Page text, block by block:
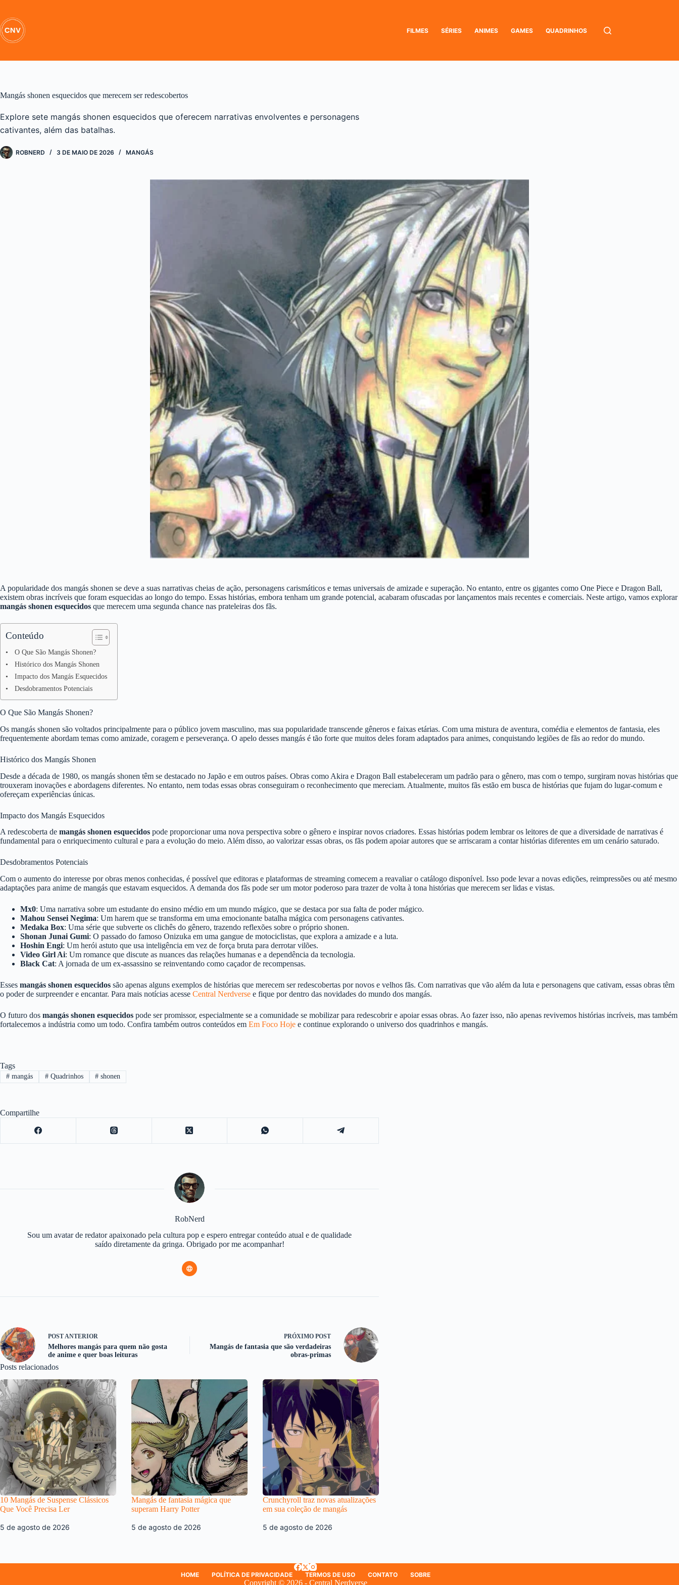
o
conteúdo
FILMES SÉRIES ANIMES GAMES QUADRINHOS
Mangás shonen esquecidos que merecem ser redescobertos
Explore sete mangás shonen esquecidos que oferecem narrativas envolventes e personagens
cativantes, além das batalhas.
ROBNERD 3 DE MAIO DE 2026 MANGÁS
A popularidade dos mangás shonen se deve a suas narrativas cheias de ação, personagens carismáticos e temas universais de amizade e superação. No entanto, entre os gigantes como One Piece e Dragon Ball,
existem obras incríveis que foram esquecidas ao longo do tempo. Essas histórias, embora tenham um grande potencial, acabaram ofuscadas por lançamentos mais recentes e comerciais. Neste artigo, vamos explorar
mangás shonen esquecidos que merecem uma segunda chance nas prateleiras dos fãs.
Conteúdo
O Que São Mangás Shonen?
Histórico dos Mangás Shonen
Impacto dos Mangás Esquecidos
Desdobramentos Potenciais
O Que São Mangás Shonen?
Os mangás shonen são voltados principalmente para o público jovem masculino, mas sua popularidade transcende gêneros e faixas etárias. Com uma mistura de aventura, comédia e elementos de fantasia, eles
frequentemente abordam temas como amizade, coragem e perseverança. O apelo desses mangás é tão forte que muitos deles foram adaptados para animes, conquistando legiões de fãs ao redor do mundo.
Histórico dos Mangás Shonen
Desde a década de 1980, os mangás shonen têm se destacado no Japão e em outros países. Obras como Akira e Dragon Ball estabeleceram um padrão para o gênero, mas com o tempo, surgiram novas histórias que
trouxeram inovações e abordagens diferentes. No entanto, nem todas essas obras conseguiram o reconhecimento que mereciam. Atualmente, muitos fãs estão em busca de histórias que fujam do lugar-comum e
ofereçam experiências únicas.
Impacto dos Mangás Esquecidos
A redescoberta de mangás shonen esquecidos pode proporcionar uma nova perspectiva sobre o gênero e inspirar novos criadores. Essas histórias podem lembrar os leitores de que a diversidade de narrativas é
fundamental para o enriquecimento cultural e para a evolução do meio. Além disso, ao valorizar essas obras, os fãs podem apoiar autores que se arriscaram a contar histórias diferentes em um cenário saturado.
Desdobramentos Potenciais
Com o aumento do interesse por obras menos conhecidas, é possível que editoras e plataformas de streaming comecem a reavaliar o catálogo disponível. Isso pode levar a novas edições, reimpressões ou até mesmo
adaptações para anime de mangás que estavam esquecidos. A demanda dos fãs pode ser um motor poderoso para trazer de volta à tona histórias que merecem ser lidas e vistas.
Mx0: Uma narrativa sobre um estudante do ensino médio em um mundo mágico, que se destaca por sua falta de poder mágico.
Mahou Sensei Negima: Um harem que se transforma em uma emocionante batalha mágica com personagens cativantes.
Medaka Box: Uma série que subverte os clichês do gênero, trazendo reflexões sobre o próprio shonen.
Shonan Junai Gumi: O passado do famoso Onizuka em uma gangue de motociclistas, que explora a amizade e a luta.
Hoshin Engi: Um herói astuto que usa inteligência em vez de força bruta para derrotar vilões.
Video Girl Ai: Um romance que discute as nuances das relações humanas e a dependência da tecnologia.
Black Cat: A jornada de um ex-assassino se reinventando como caçador de recompensas.
Esses mangás shonen esquecidos são apenas alguns exemplos de histórias que merecem ser redescobertas por novos e velhos fãs. Com narrativas que vão além da luta e personagens que cativam, essas obras têm
o poder de surpreender e encantar. Para mais notícias acesse Central Nerdverse e fique por dentro das novidades do mundo dos mangás.
O futuro dos mangás shonen esquecidos pode ser promissor, especialmente se a comunidade se mobilizar para redescobrir e apoiar essas obras. Ao fazer isso, não apenas revivemos histórias incríveis, mas também
fortalecemos a indústria como um todo. Confira também outros conteúdos em Em Foco Hoje e continue explorando o universo dos quadrinhos e mangás.
Tags
#mangás #Quadrinhos # shonen
Compartilhe
RobNerd
Sou um avatar de redator apaixonado pela cultura pop e espero entregar conteúdo atual e de qualidade
saído diretamente da gringa. Obrigado por me acompanhar!
POSTANTERIOR
Melhores mangás para quem não gosta
de anime e quer boas leituras
PRÓXIMO POST
Mangás de fantasia que são verdadeiras
obras-primas
Posts relacionados
10 Mangás de Suspense Clássicos
Que Você Precisa Ler
5 de agosto de 2026
Mangás de fantasia mágica que
superam Harry Potter
5 de agosto de 2026
Crunchyroll traz novas atualizações
em sua coleção de mangás
5 de agosto de 2026
HOME POLÍTICA DE PRIVACIDADE TERMOS DE USO CONTATO SOBRE
Copyright © 2026 - Central Nerdverse